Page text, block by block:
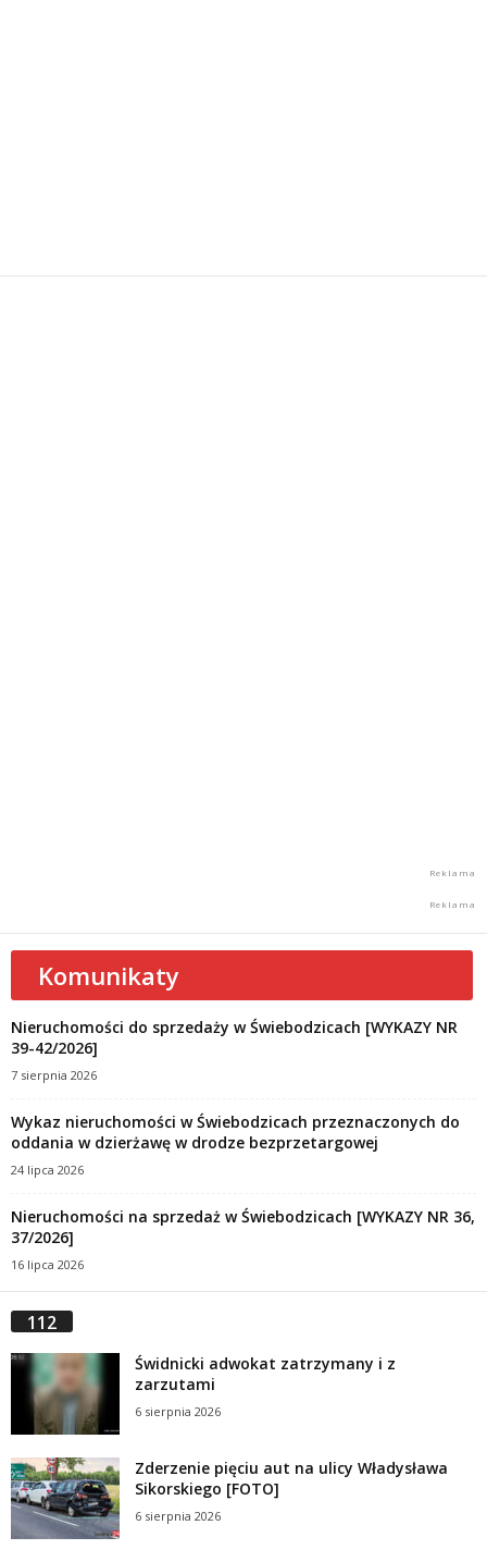
Komunikaty
Nieruchomości do sprzedaży w Świebodzicach [WYKAZY NR
39-42/2026]
7 sierpnia 2026
Wykaz nieruchomości w Świebodzicach przeznaczonych do
oddania w dzierżawę w drodze bezprzetargowej
24 lipca 2026
Nieruchomości na sprzedaż w Świebodzicach [WYKAZY NR 36,
37/2026]
16 lipca 2026
112
Świdnicki adwokat zatrzymany i z
zarzutami
6 sierpnia 2026
Zderzenie pięciu aut na ulicy Władysława
Sikorskiego [FOTO]
6 sierpnia 2026